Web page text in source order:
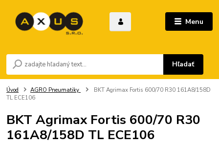
Menu
Hľadať
Úvod AGRO Pneumatiky
BKT Agrimax Fortis 600/70 R30 161A8/158D
TL ECE106
BKT Agrimax Fortis 600/70 R30
161A8/158D TL ECE106